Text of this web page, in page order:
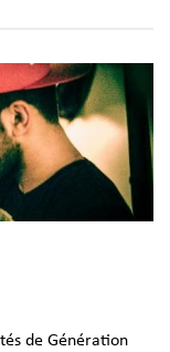
de Génération